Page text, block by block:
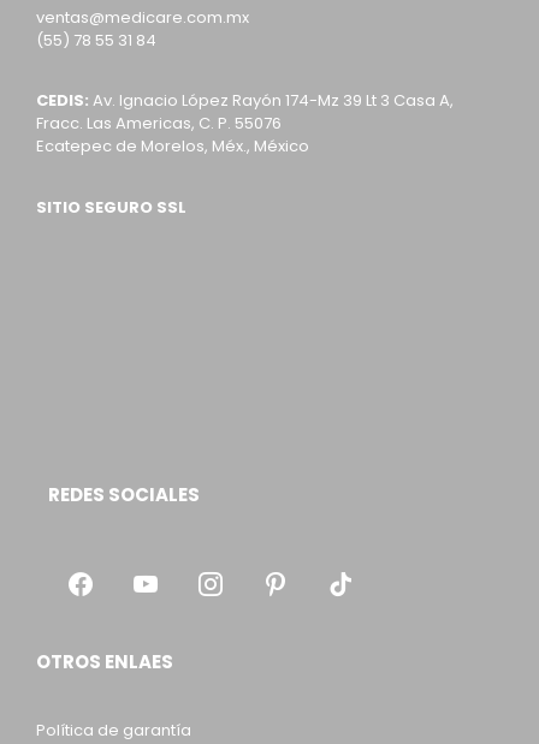
ventas@medicare.com.mx
(55) 78 55 31 84
CEDIS: Av. Ignacio López Rayón 174-Mz 39 Lt 3 Casa A,
Fracc. Las Americas, C. P. 55076
Ecatepec de Morelos, Méx., México
SITIO SEGURO SSL
REDES SOCIALES
OTROS ENLAES
Política de garantía